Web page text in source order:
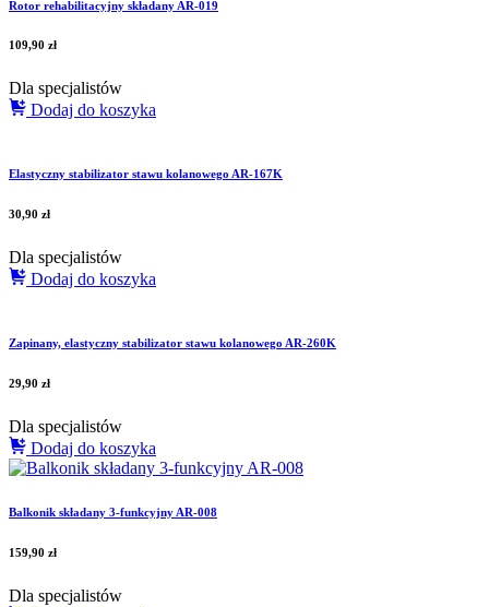
Rotor rehabilitacyjny składany AR-019
109,90 zł
Dla specjalistów
Dodaj do koszyka
Elastyczny stabilizator stawu kolanowego AR-167K
30,90 zł
Dla specjalistów
Dodaj do koszyka
Zapinany, elastyczny stabilizator stawu kolanowego AR-260K
29,90 zł
Dla specjalistów
Dodaj do koszyka
Balkonik składany 3-funkcyjny AR-008
159,90 zł
Dla specjalistów